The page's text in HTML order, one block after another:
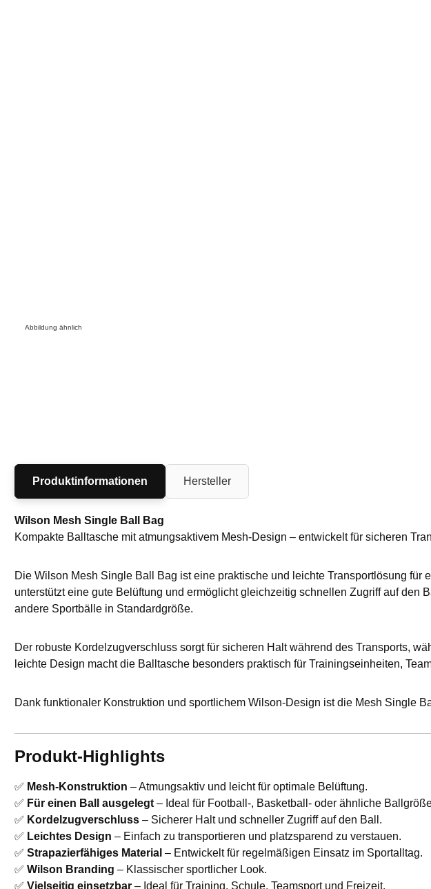
Abbildung ähnlich
Produktinformationen Hersteller
Wilson Mesh Single Ball Bag
Kompakte Balltasche mit atmungsaktivem Mesh-Design – entwickelt für sicheren
Die Wilson Mesh Single Ball Bag ist eine praktische und leichte Transportlösung
unterstützt eine gute Belüftung und ermöglicht gleichzeitig schnellen Zugriff auf
andere Sportbälle in Standardgröße.
Der robuste Kordelzugverschluss sorgt für sicheren Halt während des Transports,
leichte Design macht die Balltasche besonders praktisch für Trainingseinheiten,
Dank funktionaler Konstruktion und sportlichem Wilson-Design ist die Mesh Single
Produkt-Highlights
✅ Mesh-Konstruktion – Atmungsaktiv und leicht für optimale Belüftung.
✅ Für einen Ball ausgelegt – Ideal für Football-, Basketball- oder ähnliche
✅ Kordelzugverschluss – Sicherer Halt und schneller Zugriff auf den Ball.
✅ Leichtes Design – Einfach zu transportieren und platzsparend zu verstauen.
✅ Strapazierfähiges Material – Entwickelt für regelmäßigen Einsatz im Sportalltag.
✅ Wilson Branding – Klassischer sportlicher Look.
✅ Vielseitig einsetzbar – Ideal für Training, Schule, Teamsport und Freizeit.